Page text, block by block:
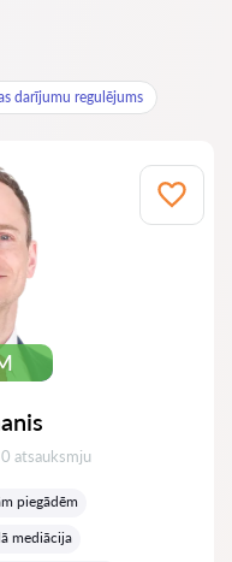
darījumu regulējums
Atsauksmes:
0 atsauksmju
piegādēm
mediācija